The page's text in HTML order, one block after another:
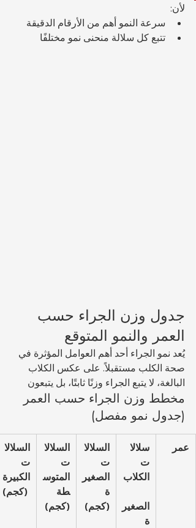
لأن:
سرعة النمو أهم من الأرقام الدقيقة
تتبع كل سلالة منحنى نمو مختلفًا
جدول وزن الجراء حسب
العمر والنمو المتوقع
يُعد نمو الجراء أحد أهم العوامل المؤثرة في
صحة الكلب مستقبلاً. على عكس الكلاب
البالغة، لا يتبع الجراء وزنًا ثابتًا، بل يتبعون
مخطط وزن الجراء حسب العمر
(جدول نمو مفصل)
عمر
سلالا
ت
الكلاب
الصغير
ة
السلالا
ت
الصغير
ة
(كجم)
السلالا
ت
المتوس
طة
(كجم)
السلالا
ت
الكبيرة
(كجم)